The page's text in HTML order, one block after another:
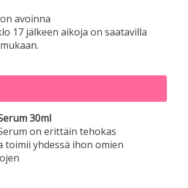
avoinna
17 jälkeen aikoja on saatavilla
30ml
on erittäin tehokas
toimii yhdessä ihon omien